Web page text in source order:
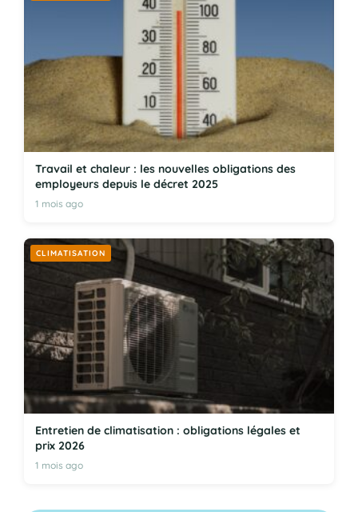
Travail et chaleur : les nouvelles obligations des
employeurs depuis le décret 2025
1 mois ago
CLIMATISATION
Entretien de climatisation : obligations légales et
prix 2026
1 mois ago